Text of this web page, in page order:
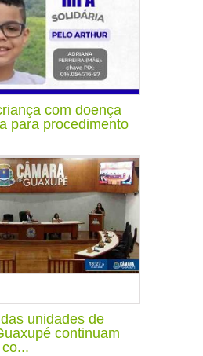
com doença
para procedimento
unidades de
continuam